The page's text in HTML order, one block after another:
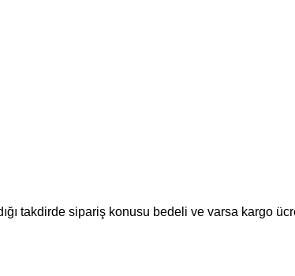
takdirde sipariş konusu bedeli ve varsa kargo